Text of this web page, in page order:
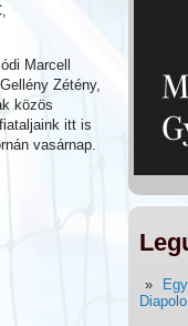
Marcell
Zétény,
közös
itt is
vasárnap.